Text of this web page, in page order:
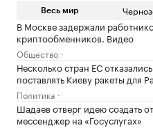
Весь мир
В Москве задержали
криптообменников. Видео
Общество
Несколько стран ЕС отказались
поставлять Киеву ракеты для
Политика
Шадаев отверг идею создать
мессенджер на «Госуслугах»